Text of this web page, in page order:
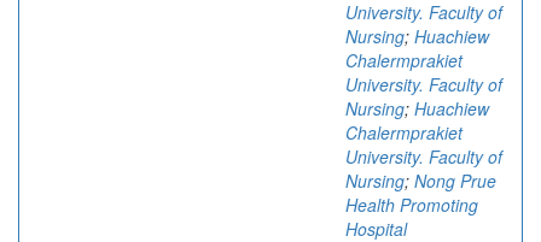
University. Faculty of
Nursing; Huachiew
Chalermprakiet
University. Faculty of
Nursing; Huachiew
Chalermprakiet
University. Faculty of
Nursing; Nong Prue
Health Promoting
Hospital